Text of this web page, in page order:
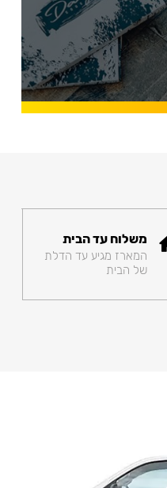
משלוח עד הבית
המארז מגיע עד הדלת
של הבית